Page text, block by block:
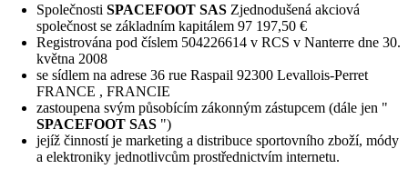
Společnosti SPACEFOOT SAS Zjednodušená akciová
společnost se základním kapitálem 97 197,50 €
Registrována pod číslem 504226614 v RCS v Nanterre dne 30.
května 2008
se sídlem na adrese 36 rue Raspail 92300 Levallois-Perret
FRANCE , FRANCIE
zastoupena svým působícím zákonným zástupcem (dále jen "
SPACEFOOT SAS ")
jejíž činností je marketing a distribuce sportovního zboží, módy
a elektroniky jednotlivcům prostřednictvím internetu.